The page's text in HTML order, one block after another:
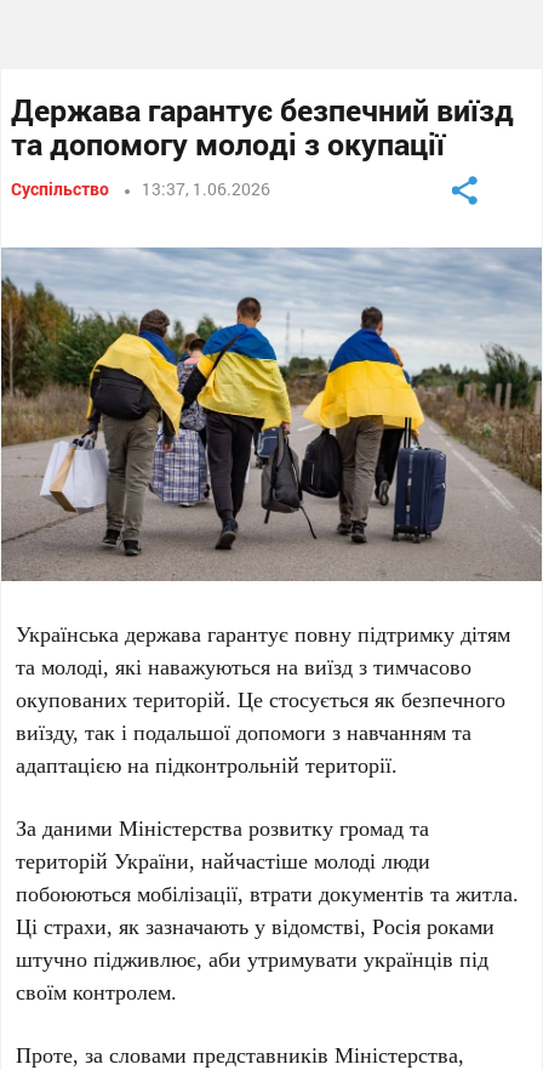
Держава гарантує безпечний виїзд
та допомогу молоді з окупації
Суспільство 13:37, 1.06.2026
Українська держава гарантує повну підтримку дітям
та молоді, які наважуються на виїзд з тимчасово
окупованих територій. Це стосується як безпечного
виїзду, так і подальшої допомоги з навчанням та
адаптацією на підконтрольній території.
За данимиМіністерства розвитку громад та
територій України, найчастіше молоді люди
побоюються мобілізації, втрати документів та житла.
Ці страхи, як зазначають у відомстві,Росія роками
штучно підживлює, аби утримувати українців під
своїм контролем.
Проте, за словами представників Міністерства,